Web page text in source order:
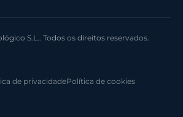
S.L.. Todos os direitos reservados.
de privacidadePolítica de cookies